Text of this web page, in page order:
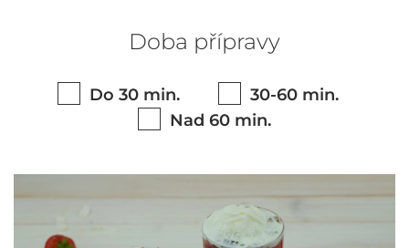
Doba přípravy
Do 30 min.
30-60 min.
Nad 60 min.